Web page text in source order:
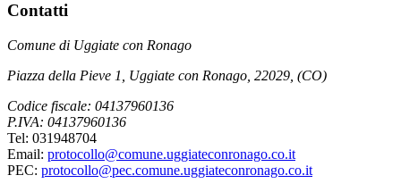
Contatti
Comune di Uggiate con Ronago
Piazza della Pieve 1, Uggiate con Ronago, 22029, (CO)
Codice fiscale: 04137960136
P.IVA: 04137960136
Tel: 031948704
Email: protocollo@comune.uggiateconronago.co.it
PEC: protocollo@pec.comune.uggiateconronago.co.it